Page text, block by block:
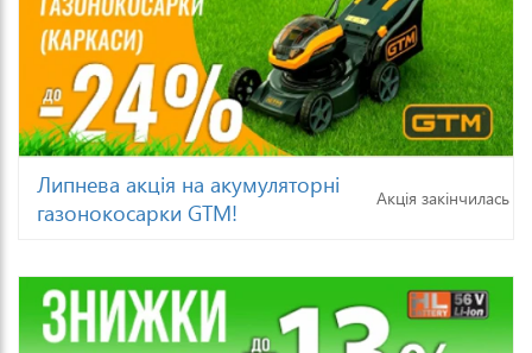
Липнева акція на акумуляторні
газонокосарки GTM!
Акція закінчилась